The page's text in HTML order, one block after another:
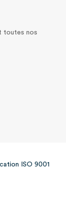
toutes nos
ISO 9001